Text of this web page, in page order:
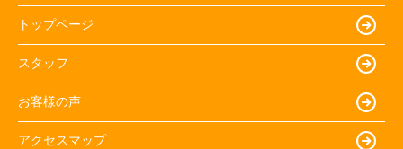
トップページ
スタッフ
お客様の声
アクセスマップ